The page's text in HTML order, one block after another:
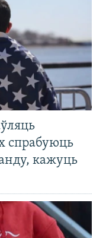
спрабуюць
кажуць